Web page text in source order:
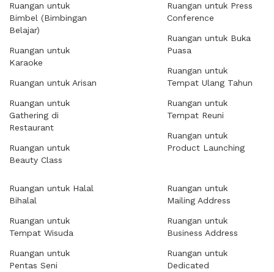
Ruangan untuk
Bimbel (Bimbingan
Belajar)
Ruangan untuk
Karaoke
Ruangan untuk Arisan
Ruangan untuk
Gathering di
Restaurant
Ruangan untuk
Beauty Class
Ruangan untuk Press
Conference
Ruangan untuk Buka
Puasa
Ruangan untuk
Tempat Ulang Tahun
Ruangan untuk
Tempat Reuni
Ruangan untuk
Product Launching
Ruangan untuk Halal
Bihalal
Ruangan untuk
Tempat Wisuda
Ruangan untuk
Pentas Seni
Ruangan untuk
Mailing Address
Ruangan untuk
Business Address
Ruangan untuk
Dedicated